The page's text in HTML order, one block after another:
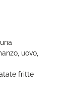
uovo,
fritte